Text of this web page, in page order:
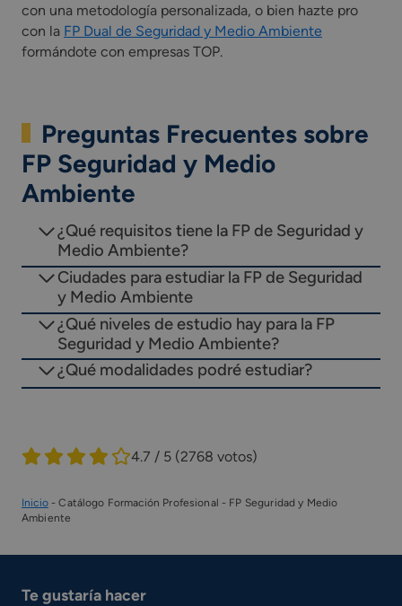
con una metodología personalizada, o bien hazte pro
con la FP Dual de Seguridad y Medio Ambiente
formándote con empresas TOP.
Preguntas Frecuentes sobre
FP Seguridad y Medio
Ambiente
¿Qué requisitos tiene la FP de Seguridad y
Medio Ambiente?
Ciudades para estudiar la FP de Seguridad
y Medio Ambiente
¿Qué niveles de estudio hay para la FP
Seguridad y Medio Ambiente?
¿Qué modalidades podré estudiar?
4.7 / 5 (2768 votos)
Inicio-Catálogo Formación Profesional - FP Seguridad y Medio
Ambiente
Te gustaría hacer